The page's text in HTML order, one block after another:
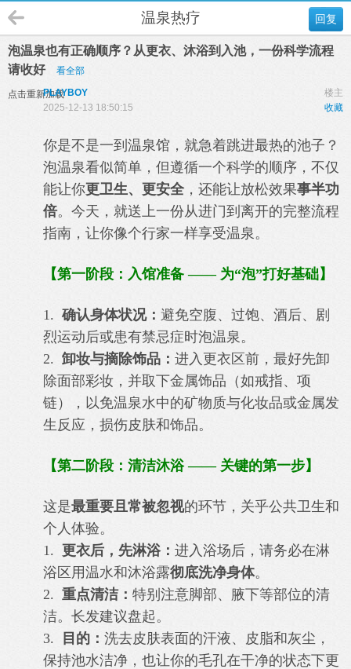
回复
温泉热疗
泡温泉也有正确顺序？从更衣、沐浴到入池，一份科学流程
请收好
看全部
点击重新加载 楼主
PLAYBOY
收藏
2025-12-13 18:50:15
你是不是一到温泉馆，就急着跳进最热的池子？
泡温泉看似简单，但遵循一个科学的顺序，不仅
能让你更卫生、更安全，还能让放松效果事半功
倍。今天，就送上一份从进门到离开的完整流程
指南，让你像个行家一样享受温泉。
【第一阶段：入馆准备 —— 为“泡”打好基础】
1. 确认身体状况： 避免空腹、过饱、酒后、剧
烈运动后或患有禁忌症时泡温泉。
2. 卸妆与摘除饰品： 进入更衣区前，最好先卸
除面部彩妆，并取下金属饰品（如戒指、项
链），以免温泉水中的矿物质与化妆品或金属发
生反应，损伤皮肤和饰品。
【第二阶段：清洁沐浴 —— 关键的第一步】
这是最重要且常被忽视的环节，关乎公共卫生和
个人体验。
1. 更衣后，先淋浴： 进入浴场后，请务必在淋
浴区用温水和沐浴露彻底洗净身体。
2. 重点清洁： 特别注意脚部、腋下等部位的清
洁。长发建议盘起。
3.
目的： 洗去皮肤表面的汗液、皮脂和灰尘，
保持池水洁净，也让你的毛孔在干净的状态下更